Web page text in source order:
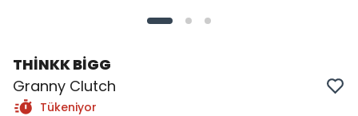
THİNKK BİGG
Granny Clutch
Tükeniyor